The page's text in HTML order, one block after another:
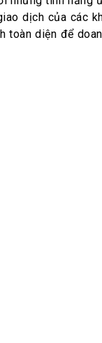
dịch của các
toàn diện để